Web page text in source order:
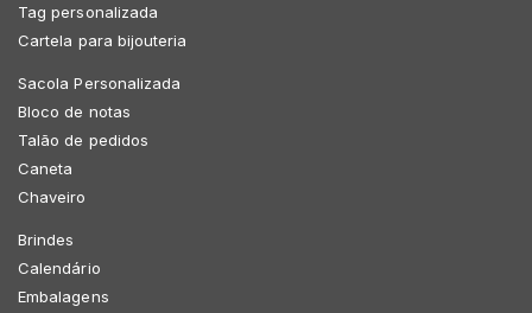
Tag personalizada
Cartela para bijouteria
Sacola Personalizada
Bloco de notas
Talão de pedidos
Caneta
Chaveiro
Brindes
Calendário
Embalagens